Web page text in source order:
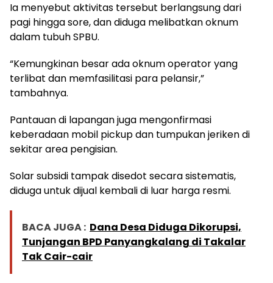
Ia menyebut aktivitas tersebut berlangsung dari
pagi hingga sore, dan diduga melibatkan oknum
dalam tubuh SPBU.
“Kemungkinan besar ada oknum operator yang
terlibat dan memfasilitasi para pelansir,”
tambahnya.
Pantauan di lapangan juga mengonfirmasi
keberadaan mobil pickup dan tumpukan jeriken di
sekitar area pengisian.
Solar subsidi tampak disedot secara sistematis,
diduga untuk dijual kembali di luar harga resmi.
BACA JUGA : Dana Desa Diduga Dikorupsi,
Tunjangan BPD Panyangkalang di Takalar
Tak Cair-cair